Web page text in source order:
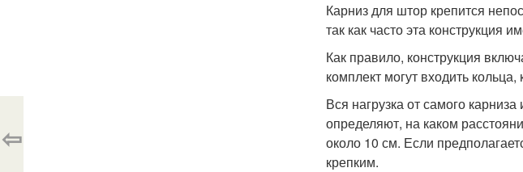
Карниз для штор крепится
так как часто эта конструкция
Как правило, конструкция
комплект могут входить
Вся нагрузка от самого
определяют, на каком
около 10 см. Если
крепким.
⇦